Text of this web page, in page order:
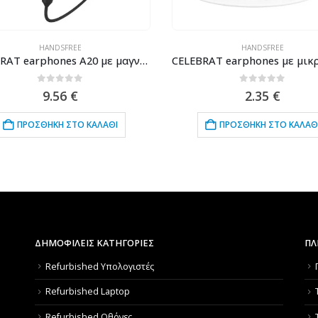
HANDSFREE
CELEBRAT earphones A20 με μαγνήτη, Bluetooth, 10mm, 70mAh, μαύρα
9.56 €
ΠΡΟΣΘΉΚΗ ΣΤΟ ΚΑΛΆΘΙ
HANDSFREE
2.35 €
ΠΡΟΣΘΉΚΗ ΣΤΟ ΚΑΛΆΘΙ
ΔΗΜΟΦΙΛΕΙΣ ΚΑΤΗΓΟΡΙΕΣ
Refurbished Υπολογιστές
Refurbished Laptop